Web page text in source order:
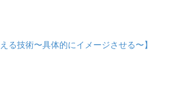
る技術〜具体的にイメージさせる〜】